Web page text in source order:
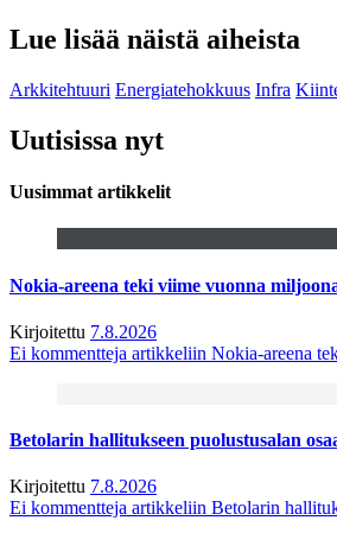
Lue lisää näistä aiheista
Arkkitehtuuri Energiatehokkuus Infra
Uutisissa nyt
Uusimmat artikkelit
Nokia-areena teki viime vuonna
Kirjoitettu 7.8.2026
Ei kommentteja artikkeliin Nokia-areena
Betolarin hallitukseen puolustusalan
Kirjoitettu 7.8.2026
Ei kommentteja artikkeliin Betolarin